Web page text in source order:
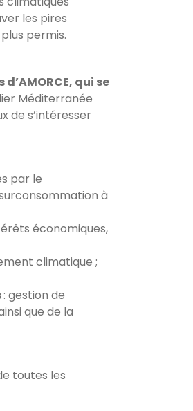
les pires
permis.
qui se
Méditerranée
de s’intéresser
par le
à
économiques,
climatique ;
: gestion de
que de la
toutes les